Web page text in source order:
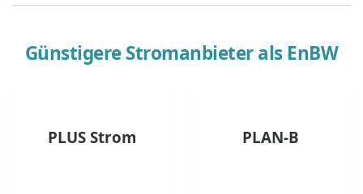
Günstigere Stromanbieter als EnBW
PLUS Strom PLAN-B